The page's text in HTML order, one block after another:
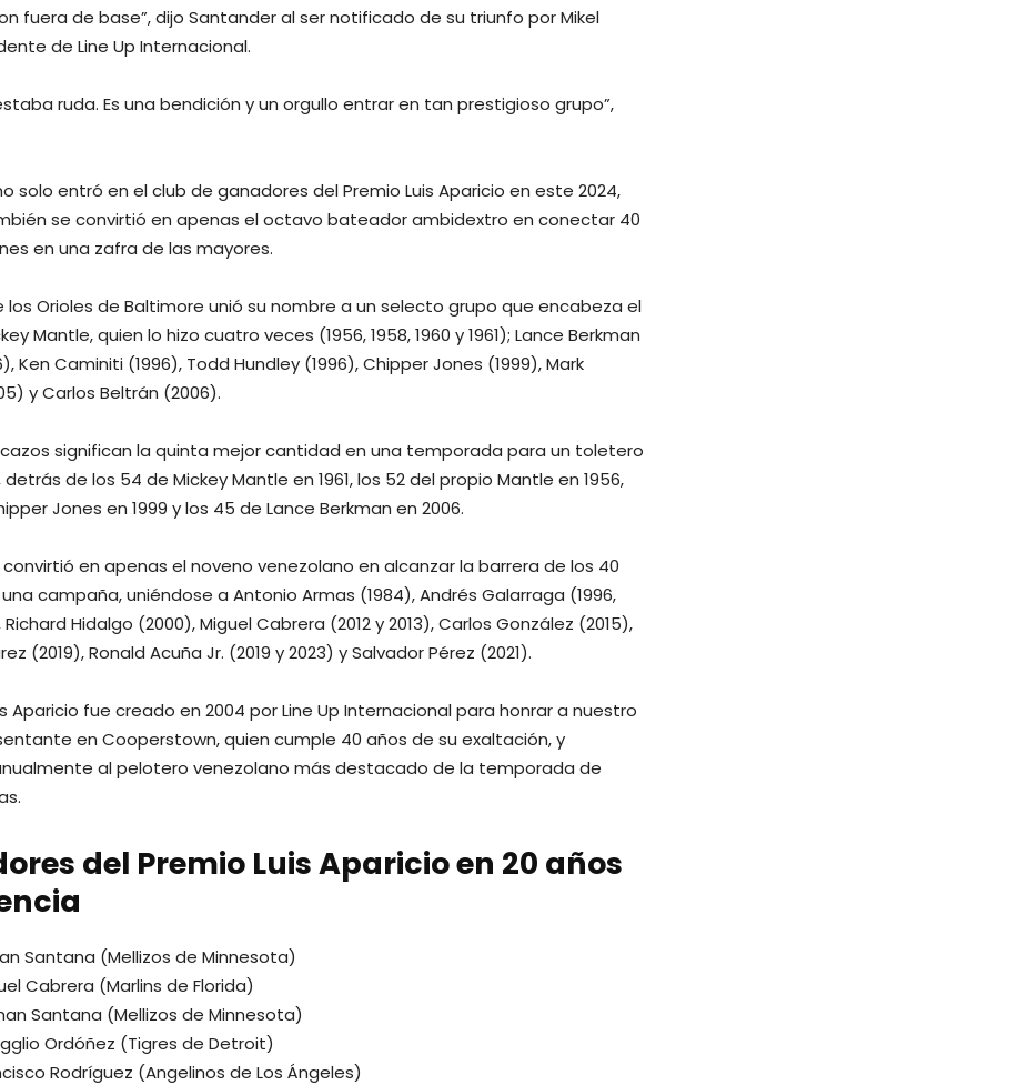
fuera de base”, dijo Santander al ser notificado de su triunfo por Mikel
de Line Up Internacional.
ruda. Es una bendición y un orgullo entrar en tan prestigioso grupo”,
solo entró en el club de ganadores del Premio Luis Aparicio en este 2024,
se convirtió en apenas el octavo bateador ambidextro en conectar 40
en una zafra de las mayores.
los Orioles de Baltimore unió su nombre a un selecto grupo que encabeza el
Mantle, quien lo hizo cuatro veces (1956, 1958, 1960 y 1961); Lance Berkman
Ken Caminiti (1996), Todd Hundley (1996), Chipper Jones (1999), Mark
y Carlos Beltrán (2006).
significan la quinta mejor cantidad en una temporada para un toletero
de los 54 de Mickey Mantle en 1961, los 52 del propio Mantle en 1956,
Jones en 1999 y los 45 de Lance Berkman en 2006.
en apenas el noveno venezolano en alcanzar la barrera de los 40
campaña, uniéndose a Antonio Armas (1984), Andrés Galarraga (1996,
Richard Hidalgo (2000), Miguel Cabrera (2012 y 2013), Carlos González (2015),
(2019), Ronald Acuña Jr. (2019 y 2023) y Salvador Pérez (2021).
Aparicio fue creado en 2004 por Line Up Internacional para honrar a nuestro
en Cooperstown, quien cumple 40 años de su exaltación, y
al pelotero venezolano más destacado de la temporada de
del Premio Luis Aparicio en 20 años
Santana (Mellizos de Minnesota)
Cabrera (Marlins de Florida)
Santana (Mellizos de Minnesota)
Ordóñez (Tigres de Detroit)
Rodríguez (Angelinos de Los Ángeles)